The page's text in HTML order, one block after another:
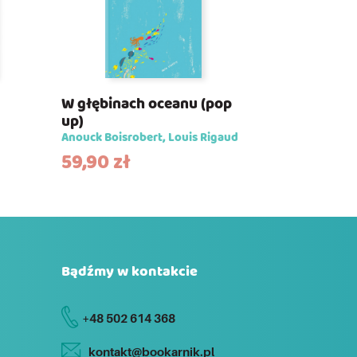
W głębinach oceanu (pop
up)
Anouck Boisrobert, Louis Rigaud
59,90zł
Bądźmy w kontakcie
+48 502 614 368
kontakt@bookarnik.pl